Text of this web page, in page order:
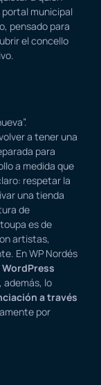
portal municipal
pensado para
el concello
a tener una
para
a medida que
respetar la
una tienda
de
es de
artistas,
En WP Nordés
WordPress
además, lo
a través
por